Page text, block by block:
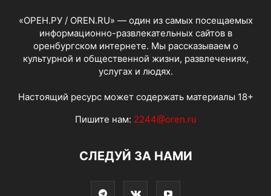
«ОРЕН.РУ / OREN.RU» — один из самых посещаемых
информационно-развлекательных сайтов в
оренбургском интернете. Мы рассказываем о
культурной и общественной жизни, развлечениях,
услугах и людях.
Настоящий ресурс может содержать материалы 18+
Пишите нам: 2244@oren.ru
СЛЕДУЙ ЗА НАМИ